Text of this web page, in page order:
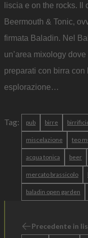
liscia e on the rocks. Il
Beermouth & Tonic,
firmata Baladin. Nel
un’area mixology
preparati con birra con
esplorazione…
Tag: pub birre
miscelazione teo
acqua tonica beer
mercato brassicolo
baladin open garden
Precedente in